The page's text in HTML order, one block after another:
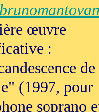
œuvre
:
de
(1997, pour
soprano